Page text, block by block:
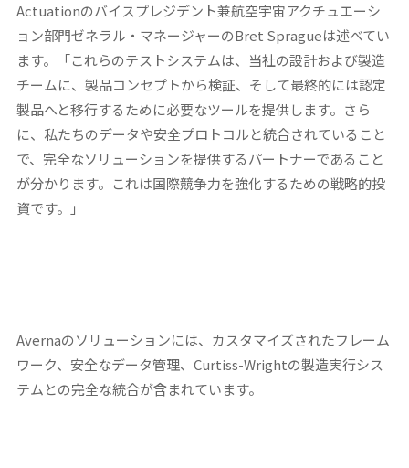
Actuationのバイスプレジデント兼航空宇宙アクチュエーシ
ョン部門ゼネラル・マネージャーのBret Spragueは述べてい
ます。「これらのテストシステムは、当社の設計および製造
チームに、製品コンセプトから検証、そして最終的には認定
製品へと移行するために必要なツールを提供します。さら
に、私たちのデータや安全プロトコルと統合されていること
で、完全なソリューションを提供するパートナーであること
が分かります。これは国際競争力を強化するための戦略的投
資です。」
Avernaのソリューションには、カスタマイズされたフレーム
ワーク、安全なデータ管理、Curtiss-Wrightの製造実行シス
テムとの完全な統合が含まれています。